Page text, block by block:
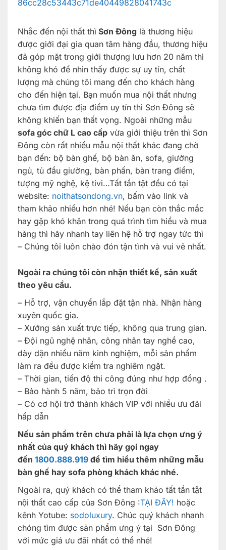
Nhắc đến nội thất thì Sơn Đông là thương hiệu
được giới đại gia quan tâm hàng đầu, thương hiệu
đã góp mặt trong giới thượng lưu hơn 20 năm thì
không khó để nhìn thấy được sự uy tín, chất
lượng mà chúng tôi mang đến cho khách hàng
cho đến hiện tại. Bạn muốn mua nội thất nhưng
chưa tìm được địa điểm uy tín thì Sơn Đông sẽ
không khiến bạn thất vọng. Ngoài những mẫu
sofa góc chữ L cao cấp vừa giới thiệu trên thì Sơn
Đông còn rất nhiều mẫu nội thất khác đang chờ
bạn đến: bộ bàn ghế, bộ bàn ăn, sofa, giường
ngủ, tủ đầu giường, bàn phấn, bàn trang điểm,
tượng mỹ nghệ, kệ tivi…Tất tần tật đều có tại
website: noithatsondong.vn, bấm vào link và
tham khảo nhiều hơn nhé! Nếu bạn còn thắc mắc
hay gặp khó khăn trong quá trình tìm hiểu và mua
hàng thì hãy nhanh tay liên hệ hỗ trợ ngay tức thì
– Chúng tôi luôn chào đón tận tình và vui vẻ nhất.
Ngoài ra chúng tôi còn nhận thiết kế, sản xuất
theo yêu cầu.
– Hỗ trợ, vận chuyển lắp đặt tận nhà. Nhận hàng
xuyên quốc gia.
– Xưởng sản xuất trực tiếp, không qua trung gian.
– Đội ngũ nghệ nhân, công nhân tay nghề cao,
dày dặn nhiều năm kinh nghiệm, mỗi sản phẩm
làm ra đều được kiểm tra nghiêm ngặt.
– Thời gian, tiến độ thi công đúng như hợp đồng .
– Bảo hành 5 năm, bảo trì trọn đời
– Có cơ hội trở thành khách VIP với nhiều ưu đãi
hấp dẫn
Nếu sản phẩm trên chưa phải là lựa chọn ưng ý
nhất của quý khách thì hãy gọi ngay
đến 1800.888.919 để tìm hiểu thêm những mẫu
bàn ghế hay sofa phòng khách khác nhé.
Ngoài ra, quý khách có thể tham khảo tất tần tật
nội thất cao cấp của Sơn Đông :TẠI ĐÂY! hoặc
kênh Yotube: sodoluxury. Chúc quý khách nhanh
chóng tìm được sản phẩm ưng ý tại Sơn Đông
với mức giá ưu đãi nhất có thể nhé!